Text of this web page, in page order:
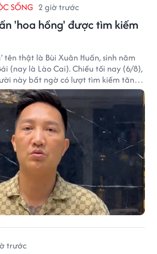
SỐNG 2 giờ trước
'hoa hồng' được tìm kiếm
tên thật là Bùi Xuân Huấn, sinh năm
(nay là Lào Cai). Chiều tối nay (6/8),
này bất ngờ có lượt tìm kiếm tăng
trước